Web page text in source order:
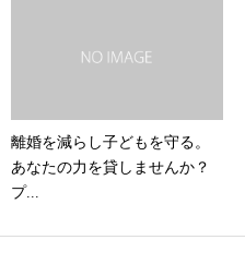
離婚を減らし子どもを守る。
あなたの力を貸しませんか？
プ...